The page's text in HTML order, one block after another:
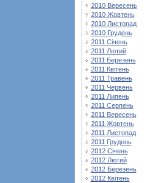
2010 Вересень
2010 Жовтень
2010 Листопад
2010 Грудень
2011 Січень
2011 Лютий
2011 Березень
2011 Квітень
2011 Травень
2011 Червень
2011 Липень
2011 Серпень
2011 Вересень
2011 Жовтень
2011 Листопад
2011 Грудень
2012 Січень
2012 Лютий
2012 Березень
2012 Квітень